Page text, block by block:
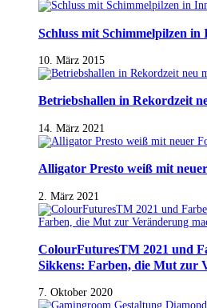
Schluss mit Schimmelpilzen in
10. März 2015
Betriebshallen in Rekordzeit
14. März 2021
Alligator Presto weiß mit
2. März 2021
ColourFuturesTM 2021 und
Sikkens: Farben, die Mut zur
7. Oktober 2020